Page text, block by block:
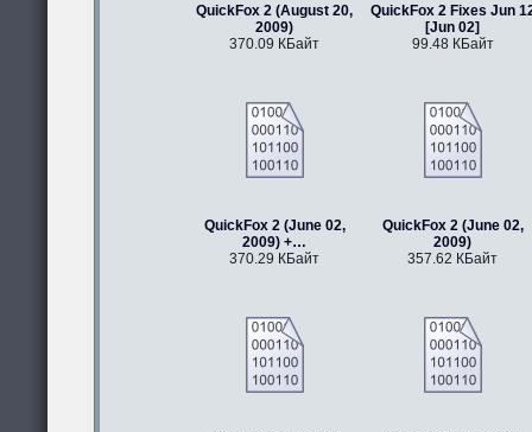
QuickFox 2 (August 20,
2009)
370.09 КБайт
QuickFox 2 Fixes Jun
[Jun 02]
99.48 КБайт
QuickFox 2 (June 02,
2009) +…
370.29 КБайт
QuickFox 2 (June 02,
2009)
357.62 КБайт